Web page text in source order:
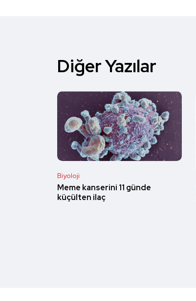
Diğer Yazılar
Biyoloji
Meme kanserini 11 günde
küçülten ilaç